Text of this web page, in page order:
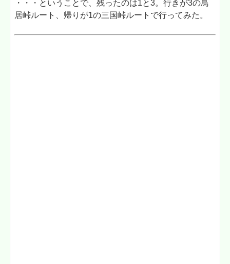
・・・ということで、残ったのは1と3。行きが3の鳥
居峠ルート、帰りが1の三国峠ルートで行ってみた。